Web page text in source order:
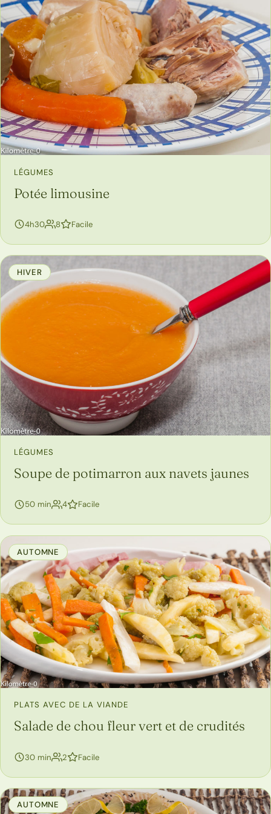
LÉGUMES
Potée limousine
4h30 8personnes
Facile
HIVER
LÉGUMES
Soupe de potimarron aux navets jaunes
50 min 4personnes
Facile
AUTOMNE
PLATS AVEC DE LA VIANDE
Salade de chou fleur vert et de crudités
30 min 2personnes
Facile
AUTOMNE